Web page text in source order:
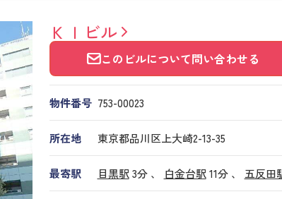
ＫＩビル
このビルについて問い合わせる
物件番号 753​-​00023
所在地 東京都品川区上大崎2-13-35
最寄駅 目黒駅3分 、 白金台駅11分 、 五反田